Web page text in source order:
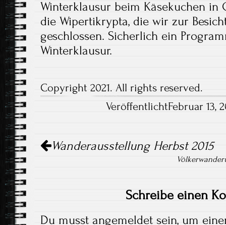
Winterklausur beim Käsekuchen
die Wipertikrypta, die wir zur
geschlossen. Sicherlich ein
Winterklausur.
Copyright 2021. All rights reserved.
VeröffentlichtFebruar 13,
Navigation
Wanderausstellung Herbst 2015
Schreibe einen
Du musst angemeldet sein, um